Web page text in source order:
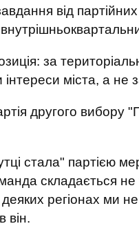
від
за
міста, а не
другого вибору
стала" партією
складається не
регіонах ми
він.